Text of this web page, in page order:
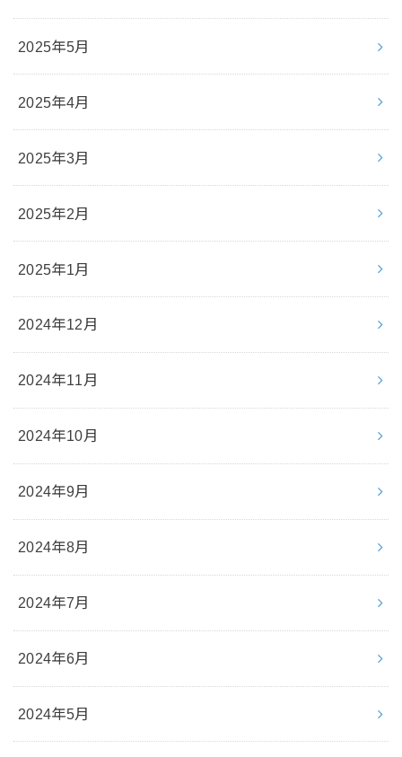
2025年5月
2025年4月
2025年3月
2025年2月
2025年1月
2024年12月
2024年11月
2024年10月
2024年9月
2024年8月
2024年7月
2024年6月
2024年5月